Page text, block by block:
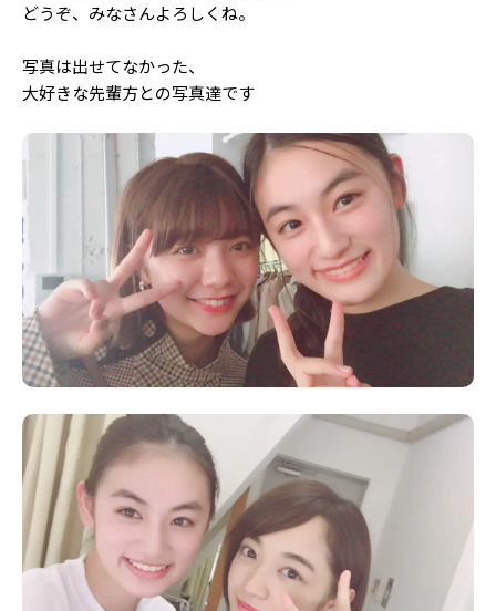
どうぞ、みなさんよろしくね。
写真は出せてなかった、
大好きな先輩方との写真達です